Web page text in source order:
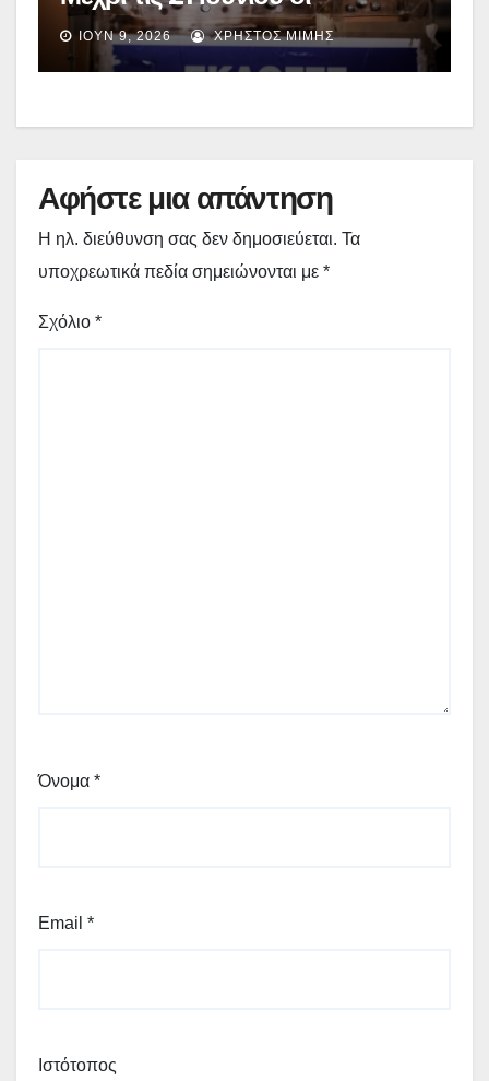
υποψηφιότητες – Αναλυτικά τα
θέματα της Γενικής Συνέλευσης
ΙΟΎΝ 9, 2026 ΧΡΉΣΤΟΣ ΜΊΜΗΣ
Αφήστε μια απάντηση
Η ηλ. διεύθυνση σας δεν δημοσιεύεται. Τα
υποχρεωτικά πεδία σημειώνονται με *
Σχόλιο *
Όνομα *
Email *
Ιστότοπος